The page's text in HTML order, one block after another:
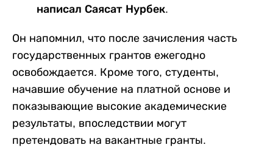
написал Саясат Нурбек.
Он напомнил, что после зачисления часть
государственных грантов ежегодно
освобождается. Кроме того, студенты,
начавшие обучение на платной основе и
показывающие высокие академические
результаты, впоследствии могут
претендовать на вакантные гранты.